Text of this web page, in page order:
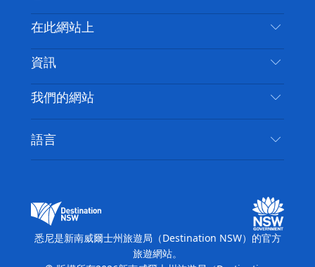
喳
喳
聯絡我們
免責聲明
隱私
Cookie 通知
在此網站上
目的地
要做的事情
新南威爾斯州公路旅行
活動
住宿
資訊
旅行資訊
無障礙悉尼
列出您的業務
我們的網站
新南威爾士州旅遊局（Destination NSW）媒體中
心
語言
悉尼是新南威爾士州旅遊局（Destination NSW）的官方
旅遊網站。